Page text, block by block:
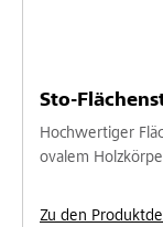
Sto-
Hochwertiger
ovalem
Zu den